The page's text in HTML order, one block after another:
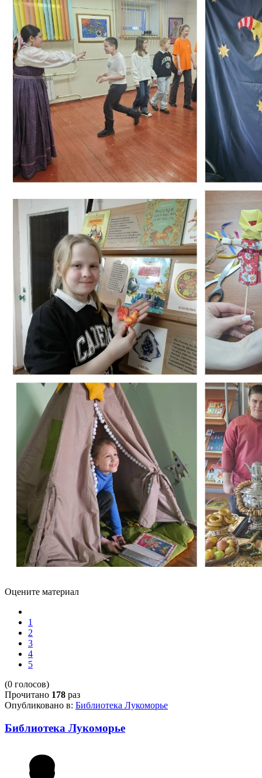
Оцените материал
1
2
3
4
5
(0 голосов)
Прочитано 178 раз
Опубликовано в: Библиотека Лукоморье
Библиотека Лукоморье